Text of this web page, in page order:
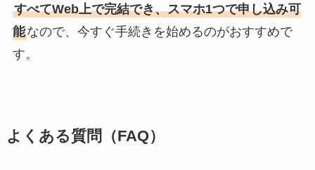
すべてWeb上で完結でき、スマホ1つで申し込み可
能なので、今すぐ手続きを始めるのがおすすめで
す。
よくある質問（FAQ）